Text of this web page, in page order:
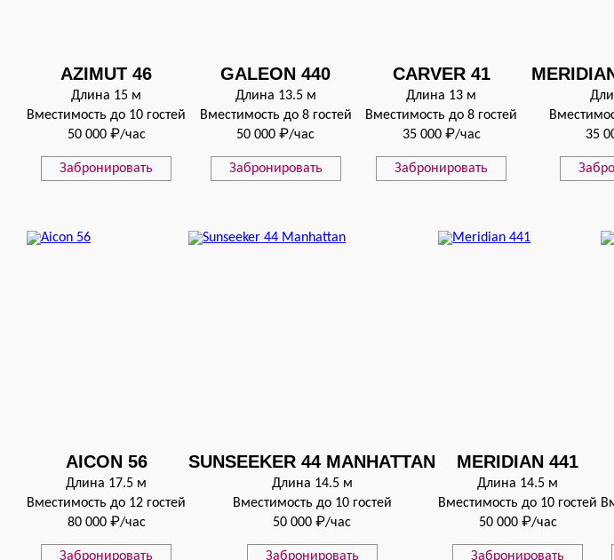
AZIMUT 46
Длина 15 м
Вместимость до 10 гостей
50 000 ₽/час
Забронировать
GALEON 440
Длина 13.5 м
Вместимость до 8 гостей
50 000 ₽/час
Забронировать
CARVER 41
Длина 13 м
Вместимость до 8 гостей
35 000 ₽/час
Забронировать
35
AICON 56
Длина 17.5 м
Вместимость до 12 гостей
80 000 ₽/час
Забронировать
SUNSEEKER 44 MANHATTAN
Длина 14.5 м
Вместимость до 10 гостей
50 000 ₽/час
Забронировать
MERIDIAN 441
Длина 14.5 м
Вместимость до 10 гостей
50 000 ₽/час
Забронировать